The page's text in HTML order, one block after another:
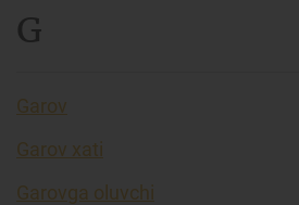
G
Garov
Garov xati
Garovga oluvchi